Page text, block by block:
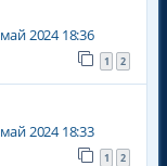
2024 18:36
1 2
2024 18:33
1 2